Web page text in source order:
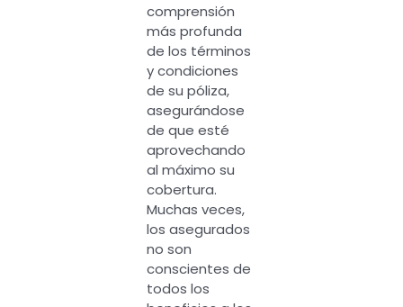
comprensión
más profunda
de los términos
y condiciones
de su póliza,
asegurándose
de que esté
aprovechando
al máximo su
cobertura.
Muchas veces,
los asegurados
no son
conscientes de
todos los